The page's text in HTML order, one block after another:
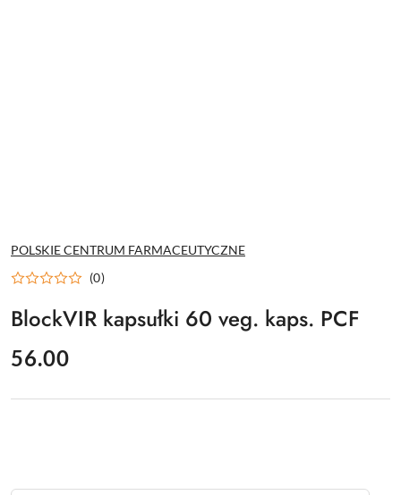
NAZWA
PRODUCENTA:
POLSKIE CENTRUM FARMACEUTYCZNE
(0)
BlockVIR kapsułki 60 veg. kaps. PCF
cena:
56.00